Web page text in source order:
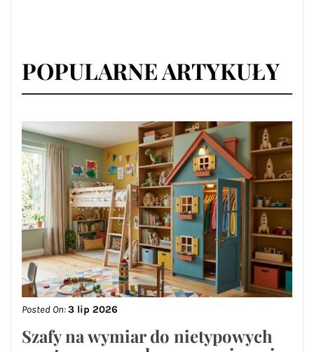
POPULARNE ARTYKUŁY
Posted On:3 lip 2026
Szafy na wymiar do nietypowych